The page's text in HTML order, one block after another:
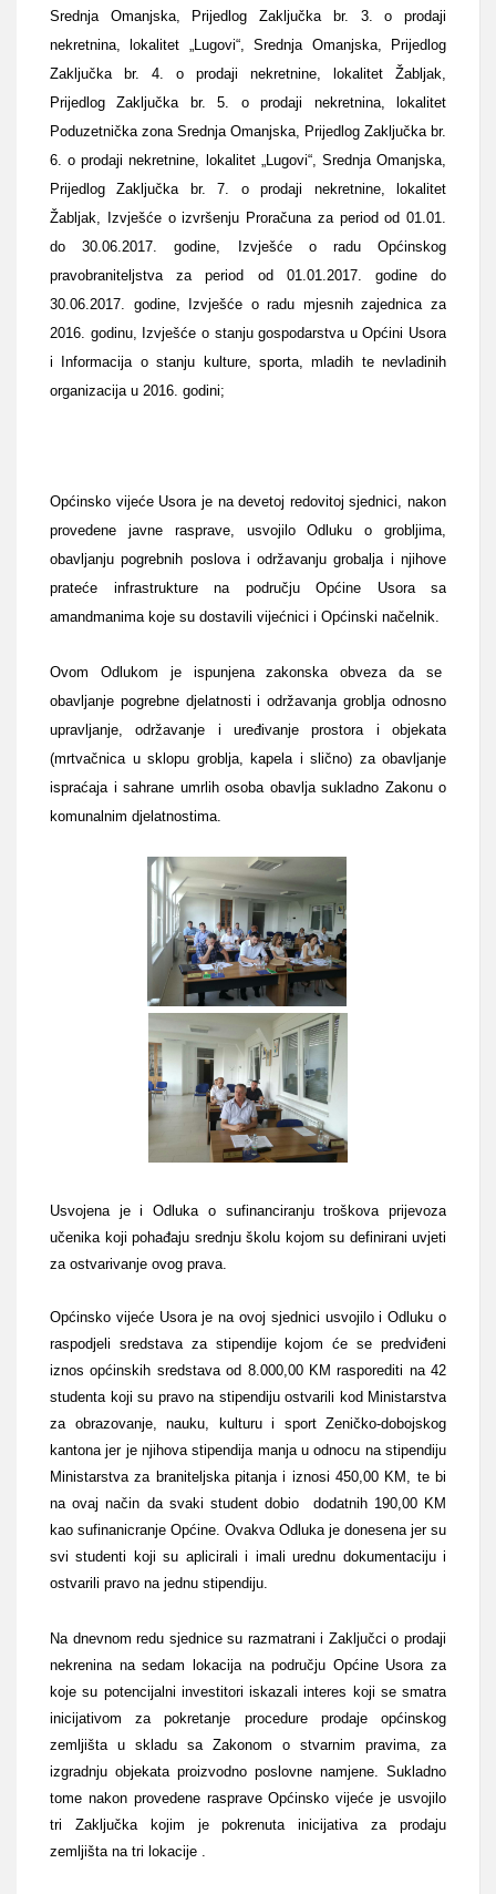
Srednja Omanjska, Prijedlog Zaključka br. 3. o prodaji
nekretnina, lokalitet „Lugovi“, Srednja Omanjska, Prijedlog
Zaključka br. 4. o prodaji nekretnine, lokalitet Žabljak,
Prijedlog Zaključka br. 5. o prodaji nekretnina, lokalitet
Poduzetnička zona Srednja Omanjska, Prijedlog Zaključka br.
6. o prodaji nekretnine, lokalitet „Lugovi“, Srednja Omanjska,
Prijedlog Zaključka br. 7. o prodaji nekretnine, lokalitet
Žabljak, Izvješće o izvršenju Proračuna za period od 01.01.
do 30.06.2017. godine, Izvješće o radu Općinskog
pravobraniteljstva za period od 01.01.2017. godine do
30.06.2017. godine, Izvješće o radu mjesnih zajednica za
2016. godinu, Izvješće o stanju gospodarstva u Općini Usora
i Informacija o stanju kulture, sporta, mladih te nevladinih
organizacija u 2016. godini;
Općinsko vijeće Usora je na devetoj redovitoj sjednici, nakon
provedene javne rasprave, usvojilo Odluku o grobljima,
obavljanju pogrebnih poslova i održavanju grobalja i njihove
prateće infrastrukture na području Općine Usora sa
amandmanima koje su dostavili vijećnici i Općinski načelnik.
Ovom Odlukom je ispunjena zakonska obveza da se
obavljanje pogrebne djelatnosti i održavanja groblja odnosno
upravljanje, održavanje i uređivanje prostora i objekata
(mrtvačnica u sklopu groblja, kapela i slično) za obavljanje
ispraćaja i sahrane umrlih osoba obavlja sukladno Zakonu o
komunalnim djelatnostima.
Usvojena je i Odluka o sufinanciranju troškova prijevoza
učenika koji pohađaju srednju školu kojom su definirani uvjeti
za ostvarivanje ovog prava.
Općinsko vijeće Usora je na ovoj sjednici usvojilo i Odluku o
raspodjeli sredstava za stipendije kojom će se predviđeni
iznos općinskih sredstava od 8.000,00 KM rasporediti na 42
studenta koji su pravo na stipendiju ostvarili kod Ministarstva
za obrazovanje, nauku, kulturu i sport Zeničko-dobojskog
kantona jer je njihova stipendija manja u odnocu na stipendiju
Ministarstva za braniteljska pitanja i iznosi 450,00 KM, te bi
na ovaj način da svaki student dobio dodatnih 190,00 KM
kao sufinanicranje Općine. Ovakva Odluka je donesena jer su
svi studenti koji su aplicirali i imali urednu dokumentaciju i
ostvarili pravo na jednu stipendiju.
Na dnevnom redu sjednice su razmatrani i Zaključci o prodaji
nekrenina na sedam lokacija na području Općine Usora za
koje su potencijalni investitori iskazali interes koji se smatra
inicijativom za pokretanje procedure prodaje općinskog
zemljišta u skladu sa Zakonom o stvarnim pravima, za
izgradnju objekata proizvodno poslovne namjene. Sukladno
tome nakon provedene rasprave Općinsko vijeće je usvojilo
tri Zaključka kojim je pokrenuta inicijativa za prodaju
zemljišta na tri lokacije .